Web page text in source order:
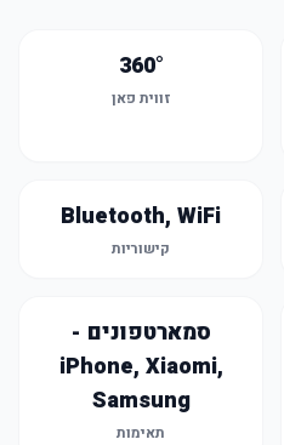
360°
זווית פאן
Bluetooth, WiFi
קישוריות
סמארטפונים -
iPhone, Xiaomi,
Samsung
תאימות